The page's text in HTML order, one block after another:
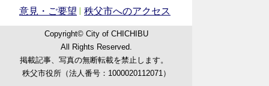
意見・ご要望
秩父市へのアクセス
Copyright© City of CHICHIBU
All Rights Reserved.
掲載記事、写真の無断転載を禁止します。
秩父市役所（法人番号：1000020112071）